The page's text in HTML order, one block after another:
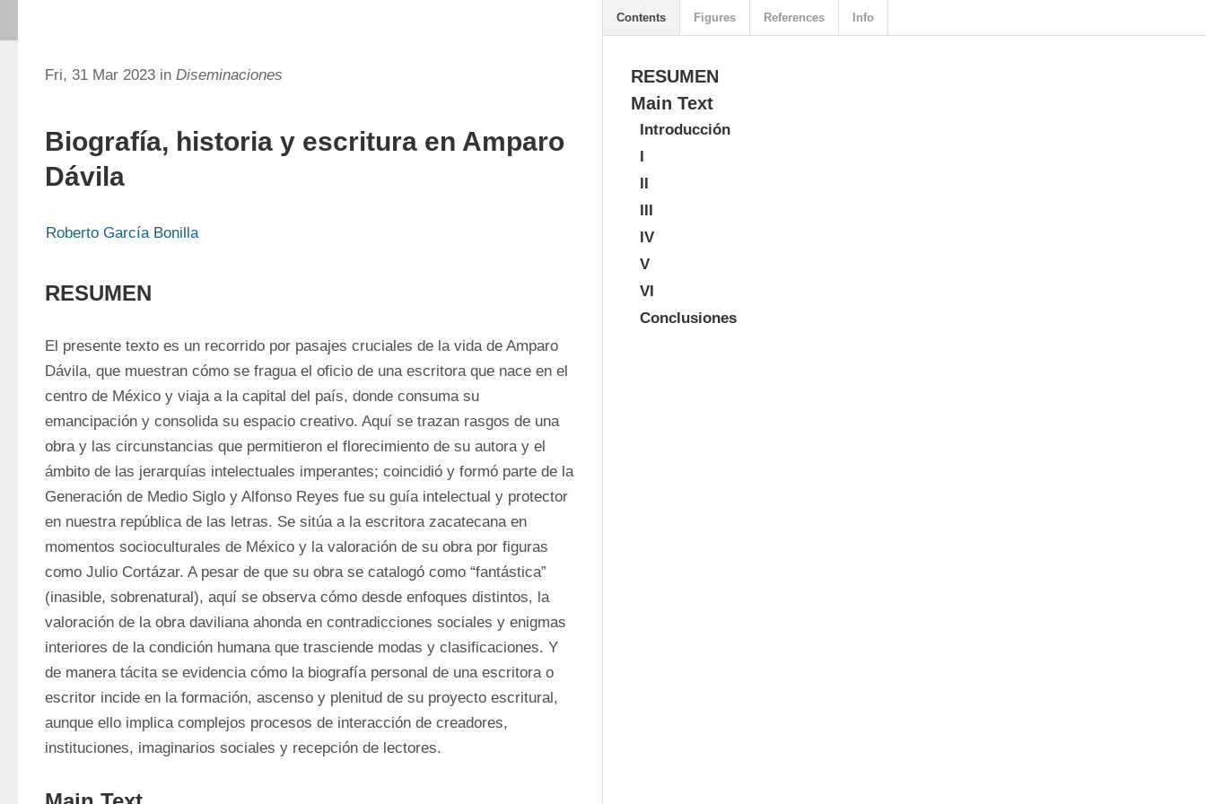
Fri, 31 Mar 2023 in Diseminaciones
Biografía, historia y escritura en Amparo
Dávila
Roberto García Bonilla
RESUMEN
El presente texto es un recorrido por pasajes cruciales de la vida de Amparo
Dávila, que muestran cómo se fragua el oficio de una escritora que nace en el
centro de México y viaja a la capital del país, donde consuma su
emancipación y consolida su espacio creativo. Aquí se trazan rasgos de una
obra y las circunstancias que permitieron el florecimiento de su autora y el
ámbito de las jerarquías intelectuales imperantes; coincidió y formó parte de la
Generación de Medio Siglo y Alfonso Reyes fue su guía intelectual y protector
en nuestra república de las letras. Se sitúa a la escritora zacatecana en
momentos socioculturales de México y la valoración de su obra por figuras
como Julio Cortázar. A pesar de que su obra se catalogó como “fantástica”
(inasible, sobrenatural), aquí se observa cómo desde enfoques distintos, la
valoración de la obra daviliana ahonda en contradicciones sociales y enigmas
interiores de la condición humana que trasciende modas y clasificaciones. Y
de manera tácita se evidencia cómo la biografía personal de una escritora o
escritor incide en la formación, ascenso y plenitud de su proyecto escritural,
aunque ello implica complejos procesos de interacción de creadores,
instituciones, imaginarios sociales y recepción de lectores.
RESUMEN
Main Text
Introducción
I
II
III
IV
V
VI
Conclusiones
Contents Figures References Info